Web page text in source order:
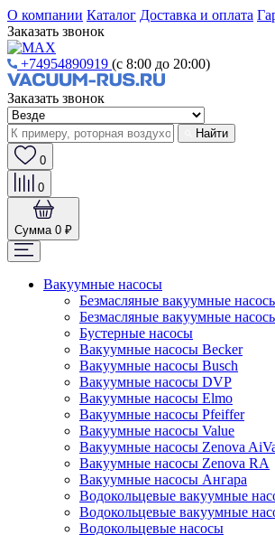
О компании Каталог Доставка и оплата
Заказать звонок
+74954890919 (с 8:00 до 20:00)
Заказать звонок
Найти
0
0
Сумма 0 ₽
Вакуумные насосы
Безмасляные вакуумные
Безмасляные вакуумные
Бустерные насосы
Вакуумные насосы Becker
Вакуумные насосы Busch
Вакуумные насосы DVP
Вакуумные насосы Elmo
Вакуумные насосы Pfeiffer
Вакуумные насосы Value
Вакуумные насосы Zenova
Вакуумные насосы Zenova RA
Вакуумные насосы Ангара
Водокольцевые вакуумные
Водокольцевые вакуумные
Водокольцевые насосы